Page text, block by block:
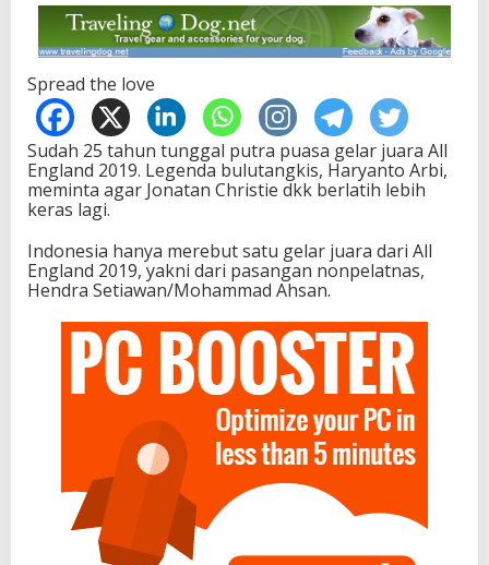
Spread the love
Sudah 25 tahun tunggal putra puasa gelar juara All
England 2019. Legenda bulutangkis, Haryanto Arbi,
meminta agar Jonatan Christie dkk berlatih lebih
keras lagi.
Indonesia hanya merebut satu gelar juara dari All
England 2019, yakni dari pasangan nonpelatnas,
Hendra Setiawan/Mohammad Ahsan.